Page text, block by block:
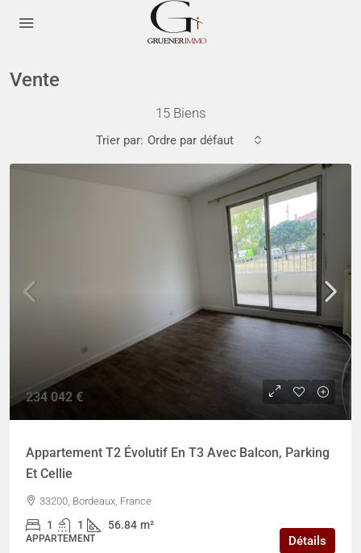
Vente
15 Biens
Trier par: Ordre par défaut
234 042 €
Appartement T2 Évolutif En T3 Avec Balcon, Parking
Et Cellie
33200, Bordeaux, France
1 1 56.84 m²
APPARTEMENT Détails